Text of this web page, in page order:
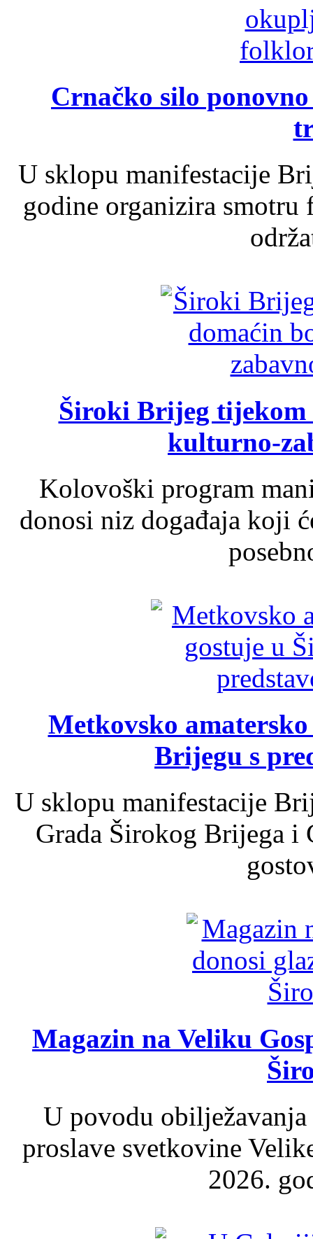
Crnačko silo
U sklopu manifestacije
godine organizira
Široki Brijeg tijekom
kulturno-
Kolovoški program
donosi niz događaja koji
Metkovsko
Brijegu s
U sklopu manifestacije
Grada Širokog Brijega
Magazin na Veliku
U povodu
proslave svetkovine
2026.